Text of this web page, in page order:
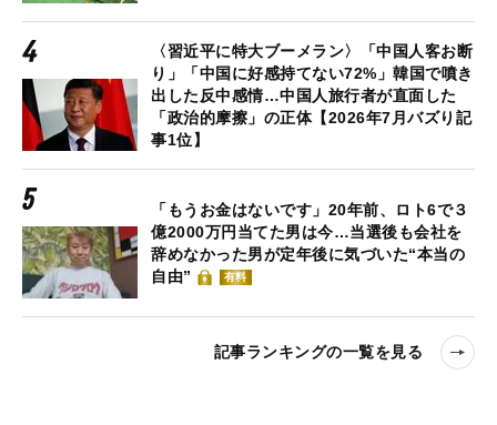
〈習近平に特大ブーメラン〉「中国人客お断
り」「中国に好感持てない72%」韓国で噴き
出した反中感情…中国人旅行者が直面した
「政治的摩擦」の正体【2026年7月バズり記
事1位】
「もうお金はないです」20年前、ロト6で３
億2000万円当てた男は今…当選後も会社を
辞めなかった男が定年後に気づいた“本当の
自由”
有料
記事ランキングの一覧を見る